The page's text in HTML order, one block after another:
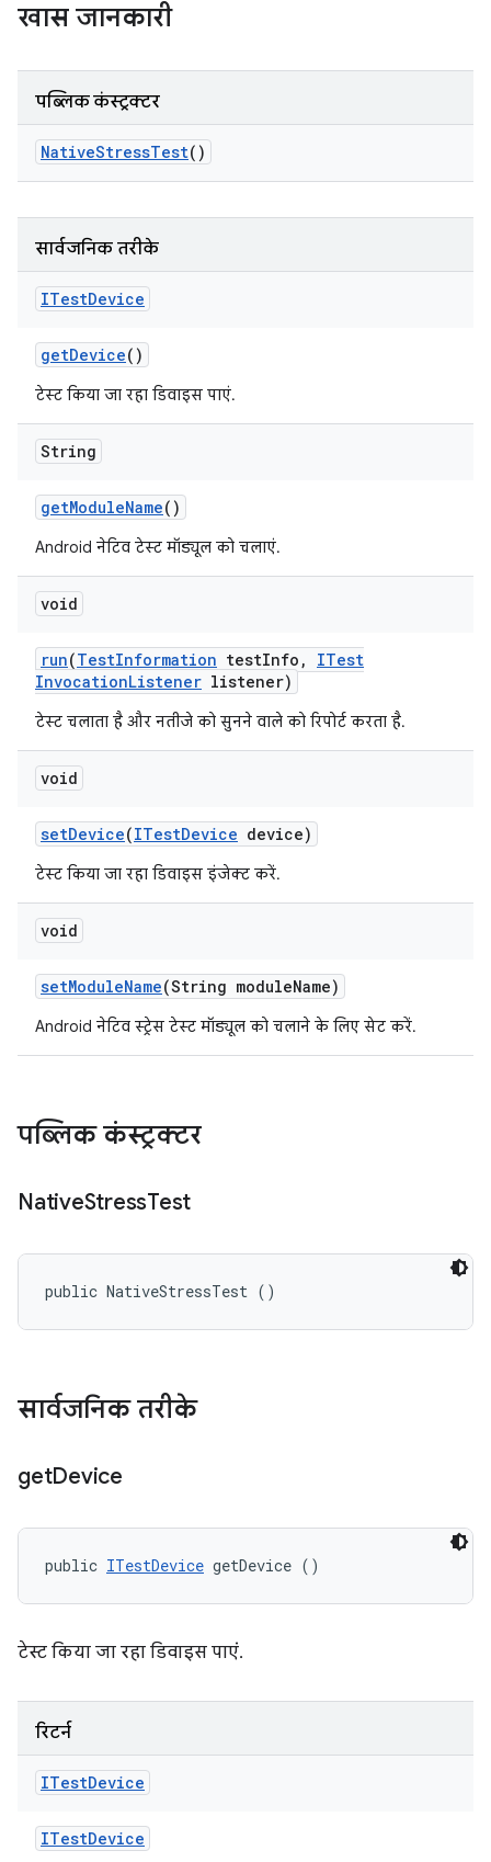
खास जानकारी
पब्लिक कंस्ट्रक्टर
NativeStressTest()
सार्वजनिक तरीके
ITestDevice
getDevice()
टेस्ट किया जा रहा डिवाइस पाएं.
String
getModuleName()
Android नेटिव टेस्ट मॉड्यूल को चलाएं.
void
run(TestInformation testInfo ,
ITest
InvocationListener listener)
टेस्ट चलाता है और नतीजे को सुनने वाले को रिपोर्ट करता है.
void
setDevice(ITestDevice device)
टेस्ट किया जा रहा डिवाइस इंजेक्ट करें.
void
setModuleName(String moduleName)
Android नेटिव स्ट्रेस टेस्ट मॉड्यूल को चलाने के लिए सेट करें.
पब्लिक कंस्ट्रक्टर
NativeStressTest
public NativeStressTest ()
सार्वजनिक तरीके
getDevice
public ITestDevice getDevice ()
टेस्ट किया जा रहा डिवाइस पाएं.
रिटर्न
ITestDevice
ITestDevice